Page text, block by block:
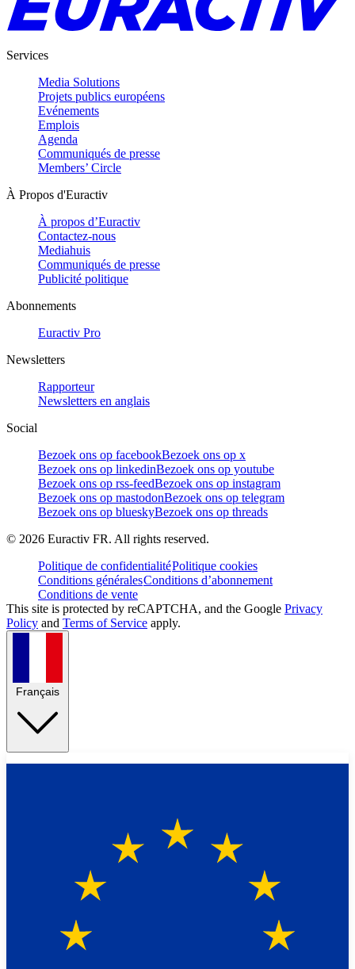
Services
Media Solutions
Projets publics européens
Evénements
Emplois
Agenda
Communiqués de presse
Members’ Circle
À Propos d'Euractiv
À propos d’Euractiv
Contactez-nous
Mediahuis
Communiqués de presse
Publicité politique
Abonnements
Euractiv Pro
Newsletters
Rapporteur
Newsletters en anglais
Social
Bezoek ons op facebookBezoek ons op x
Bezoek ons op linkedinBezoek ons op youtube
Bezoek ons op rss-feedBezoek ons op instagram
Bezoek ons op mastodonBezoek ons op telegram
Bezoek ons op blueskyBezoek ons op threads
© 2026 Euractiv FR. All rights reserved.
Politique de confidentialitéPolitique cookies
Conditions généralesConditions d’abonnement
Conditions de vente
This site is protected by reCAPTCHA, and the Google Privacy
Policy and Terms of Service apply.
Français